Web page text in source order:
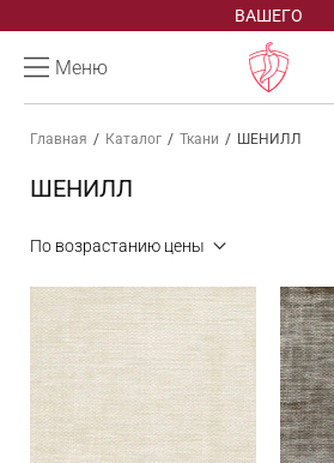
заказа
Меню
Главная / Каталог / Ткани / ШЕНИЛЛ
ШЕНИЛЛ